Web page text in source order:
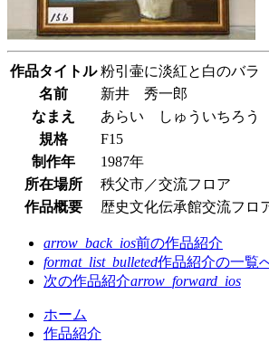
作品タイトル 粉引壷に淡紅と白のバラ
名前
新井 秀一郎
なまえ
あらい しゅういちろう
規格
F15
制作年
1987年
所在場所
秩父市／交流フロア
作品概要
歴史文化伝承館交流フロ
arrow_back_ios前の作品紹介
format_list_bulleted作品紹介の一覧
次の作品紹介arrow_forward_ios
ホーム
作品紹介